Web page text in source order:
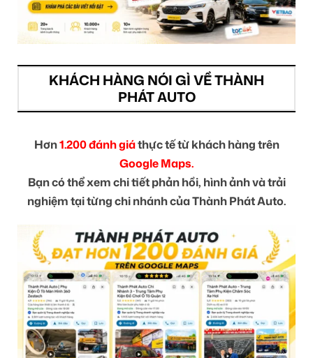
KHÁCH HÀNG NÓI GÌ VỀ THÀNH
PHÁT AUTO
Hơn1.200 đánh giáthực tế từ khách hàng trên
Google Maps.
Bạn có thể xem chi tiết phản hồi, hình ảnh và trải
nghiệm tại từng chi nhánh của Thành Phát Auto.